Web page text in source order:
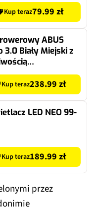
Kup teraz79.99 zł
ABUS
3.0 Biały Miejski z
lampki
L)
Kup teraz238.99 zł
LED NEO 99-
Kup teraz189.99 zł
przez